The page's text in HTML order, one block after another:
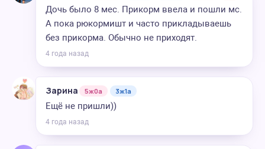
Дочь было 8 мес. Прикорм ввела и пошли мс.
А пока рюкормишт и часто прикладываешь
без прикорма. Обычно не приходят.
4 года назад
Зарина 5ж0а 3ж1а
Ещё не пришли))
4 года назад